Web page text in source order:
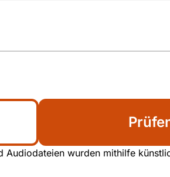
Audiodateien wurden mithilfe